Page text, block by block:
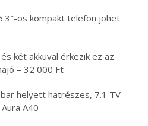
os kompakt telefon jöhet
két akkuval érkezik ez az
– 32 000 Ft
helyett hatrészes, 7.1 TV
A40